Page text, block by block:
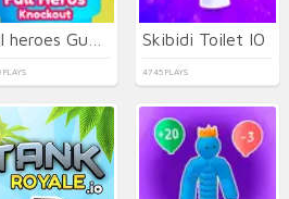
Skibidi Toilet IO
4745 PLAYS